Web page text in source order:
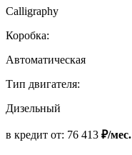
Calligraphy
Коробка:
Автоматическая
Тип двигателя:
Дизельный
в кредит от: 76 413 ₽/мес.